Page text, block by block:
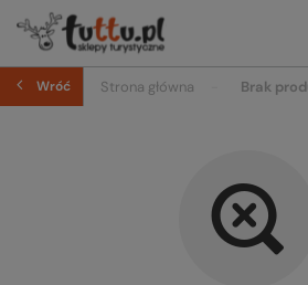
Wróć Strona główna Brak